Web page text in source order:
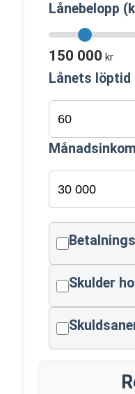
Lånebelopp
150 000 kr
Lånets löptid
Skulder